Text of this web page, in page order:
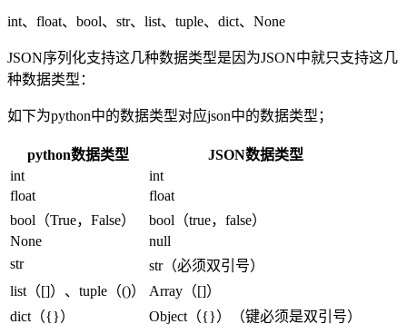
int、float、bool、str、list、tuple、dict、None
JSON序列化支持这几种数据类型是因为JSON中就只支持这几
种数据类型：
如下为python中的数据类型对应json中的数据类型；
python数据类型
JSON数据类型
int
int
float
float
bool（True，False）
bool（true，false）
None
null
str
str（必须双引号）
list（[]）、tuple（()）
Array（[]）
dict（{}）
Object（{}）（键必须是双引号）